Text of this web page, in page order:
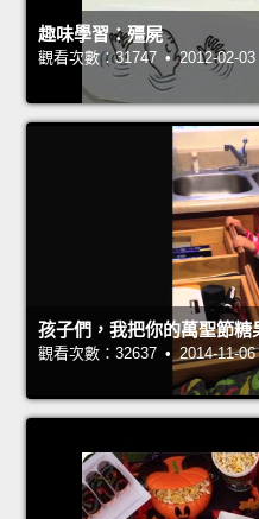
趣味學習：殭屍
觀看次數：31747 • 2012-02-03
孩子們，我把你的萬聖節糖
觀看次數：32637 • 2014-11-06